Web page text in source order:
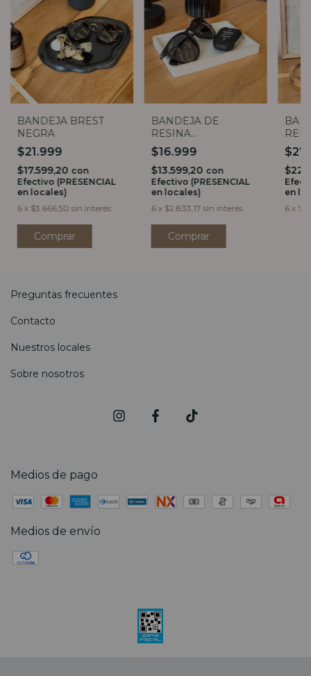
BANDEJA BREST
NEGRA
$21.999
$17.599,20 con
Efectivo (PRESENCIAL
en locales)
6 x $3.666,50 sin interés
BANDEJA DE
RESINA
RECTANGULAR
BLANCA
$16.999
$13.599,20 con
Efectivo (PRESENCIAL
en locales)
6 x $2.833,17 sin interés
en
6 x
Preguntas frecuentes
Contacto
Nuestros locales
Sobre nosotros
Medios de pago
Medios de envío